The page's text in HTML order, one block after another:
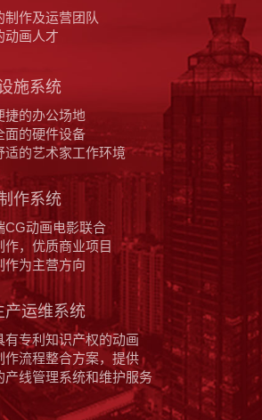
制作及运营团队
动画人才
施系统
捷的办公场地
面的硬件设备
适的艺术家工作环境
作系统
CG动画电影联合
作，优质商业项目
作为主营方向
产运维系统
有专利知识产权的动画
作流程整合方案，提供
产线管理系统和维护服务